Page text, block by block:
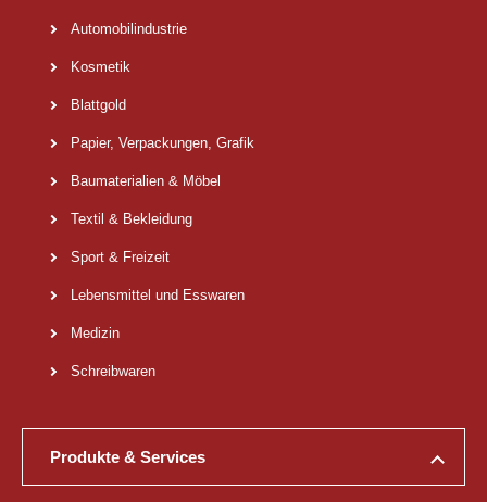
Automobilindustrie
Kosmetik
Blattgold
Papier, Verpackungen, Grafik
Baumaterialien & Möbel
Textil & Bekleidung
Sport & Freizeit
Lebensmittel und Esswaren
Medizin
Schreibwaren
Produkte & Services